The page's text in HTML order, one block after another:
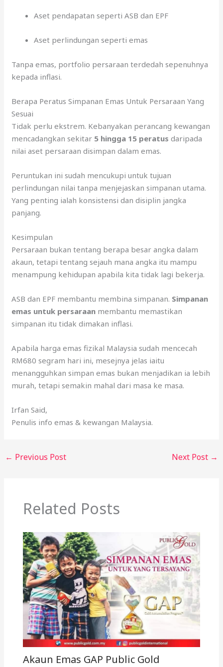
Aset pendapatan seperti ASB dan EPF
Aset perlindungan seperti emas
Tanpa emas, portfolio persaraan terdedah sepenuhnya
kepada inflasi.
Berapa Peratus Simpanan Emas Untuk Persaraan Yang
Sesuai
Tidak perlu ekstrem. Kebanyakan perancang kewangan
mencadangkan sekitar 5 hingga 15 peratus daripada
nilai aset persaraan disimpan dalam emas.
Peruntukan ini sudah mencukupi untuk tujuan
perlindungan nilai tanpa menjejaskan simpanan utama.
Yang penting ialah konsistensi dan disiplin jangka
panjang.
Kesimpulan
Persaraan bukan tentang berapa besar angka dalam
akaun, tetapi tentang sejauh mana angka itu mampu
menampung kehidupan apabila kita tidak lagi bekerja.
ASB dan EPF membantu membina simpanan. Simpanan
emas untuk persaraan membantu memastikan
simpanan itu tidak dimakan inflasi.
Apabila harga emas fizikal Malaysia sudah mencecah
RM680 segram hari ini, mesejnya jelas iaitu
menangguhkan simpan emas bukan menjadikan ia lebih
murah, tetapi semakin mahal dari masa ke masa.
Irfan Said,
Penulis info emas & kewangan Malaysia.
← Previous Post Next Post →
Related Posts
Akaun Emas GAP Public Gold